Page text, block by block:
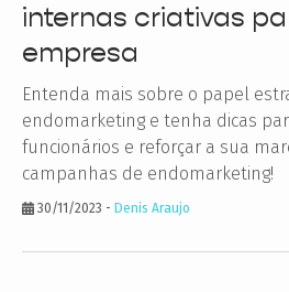
internas criativas
empresa
Entenda mais sobre o papel
endomarketing e tenha dicas
funcionários e reforçar a sua
campanhas de endomarketing!
30/11/2023 - Denis Araujo